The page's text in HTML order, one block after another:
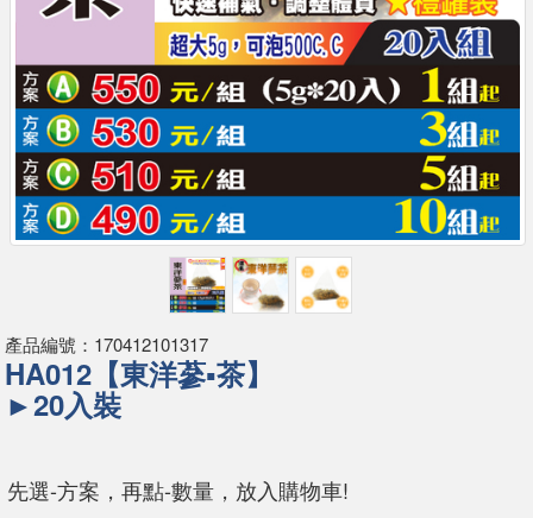
產品編號：170412101317
HA012【東洋蔘▪茶】
►20入裝
先選-方案，再點-數量，放入購物車!